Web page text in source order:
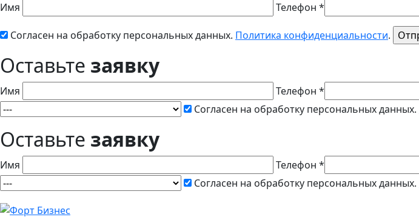
Имя Телефон *
Согласен на обработку персональных данных. Политика конфиденциальности.
Оставьте заявку
Имя Телефон *
Согласен на обработку персональных данных.
Оставьте заявку
Имя Телефон *
Согласен на обработку персональных данных.